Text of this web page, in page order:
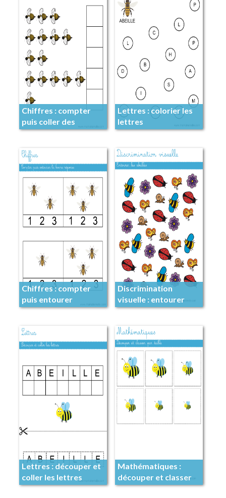
Chiffres : compter
puis coller des
gommettes
Lettres : colorier les
lettres
Chiffres : compter
puis entourer
Discrimination
visuelle : entourer
Lettres : découper et
coller les lettres
Mathématiques :
découper et classer